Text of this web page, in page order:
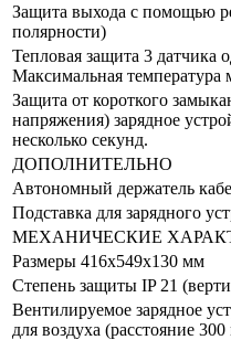
Защита выхода с помощью
полярности)
Тепловая защита 3 датчика
Максимальная температура
Защита от короткого
напряжения) зарядное
несколько секунд.
ДОПОЛНИТЕЛЬНО
Автономный держатель
Подставка для зарядного
МЕХАНИЧЕСКИЕ
Размеры 416x549x130 мм
Степень защиты IP 21
Вентилируемое зарядное
для воздуха (расстояние